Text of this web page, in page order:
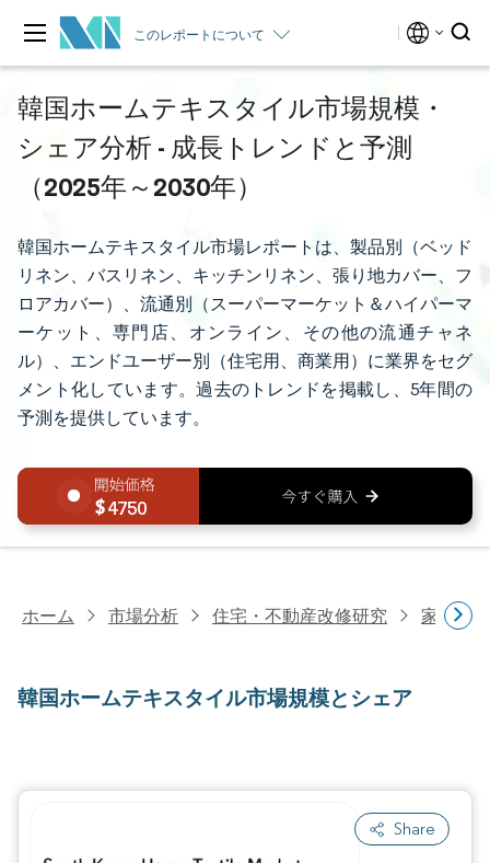
このレポートについて
韓国ホームテキスタイル市場規模・
シェア分析 - 成長トレンドと予測
（2025年～2030年）
韓国ホームテキスタイル市場レポートは、製品別（ベッド
リネン、バスリネン、キッチンリネン、張り地カバー、フ
ロアカバー）、流通別（スーパーマーケット＆ハイパーマ
ーケット、専門店、オンライン、その他の流通チャネ
ル）、エンドユーザー別（住宅用、商業用）に業界をセグ
メント化しています。過去のトレンドを掲載し、5年間の
予測を提供しています。
4750
ホーム 市場分析 住宅・不動産改修研究 家具・
韓国ホームテキスタイル市場規模とシェア
Share